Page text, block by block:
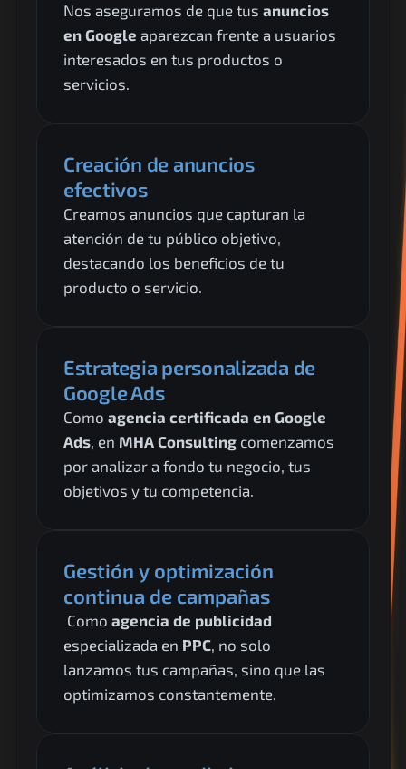
Nos aseguramos de que tus anuncios
en Google aparezcan frente a usuarios
interesados en tus productos o
servicios.
Creación de anuncios
efectivos
Creamos anuncios que capturan la
atención de tu público objetivo,
destacando los beneficios de tu
producto o servicio.
Estrategia personalizada de
Google Ads
Como agencia certificada en Google
Ads, en MHA Consulting comenzamos
por analizar a fondo tu negocio, tus
objetivos y tu competencia.
Gestión y optimización
continua de campañas
Como agencia de publicidad
especializada en PPC, no solo
lanzamos tus campañas, sino que las
optimizamos constantemente.